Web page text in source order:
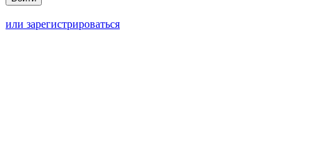
или зарегистрироваться